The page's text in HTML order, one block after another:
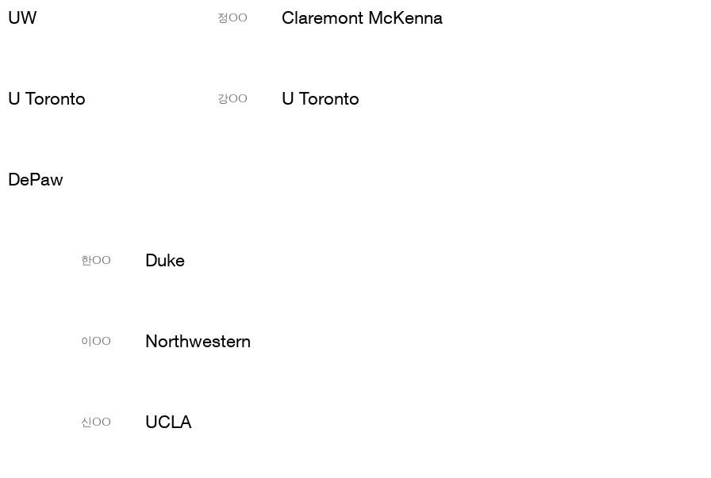
UW
U Toronto
DePaw
정OO Claremont McKenna
강OO U Toronto
한OO Duke
이OO Northwestern
신OO UCLA